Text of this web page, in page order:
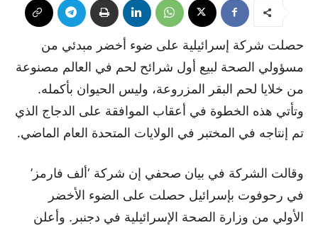
حصلت شركة إسرائيلية على ضوء أخضر مبدئي من
مسؤولي الصحة لبيع أول شرائح لحم في العالم مصنوعة
من خلايا لحم البقر المزروعة، وليس الحيوان بأكمله.
وتأتي هذه الخطوة في أعقاب الموافقة على الدجاج الذي
تم إنتاجه في المختبر في الولايات المتحدة العام الماضي.
وقالت الشركة في بيان صحفي إن شركة ‘ألف فارمز’
في رحوفوت بإسرائيل حصلت على الضوء الأخضر
الأولي من وزارة الصحة الإسرائيلية في دجنبر. وأعلن